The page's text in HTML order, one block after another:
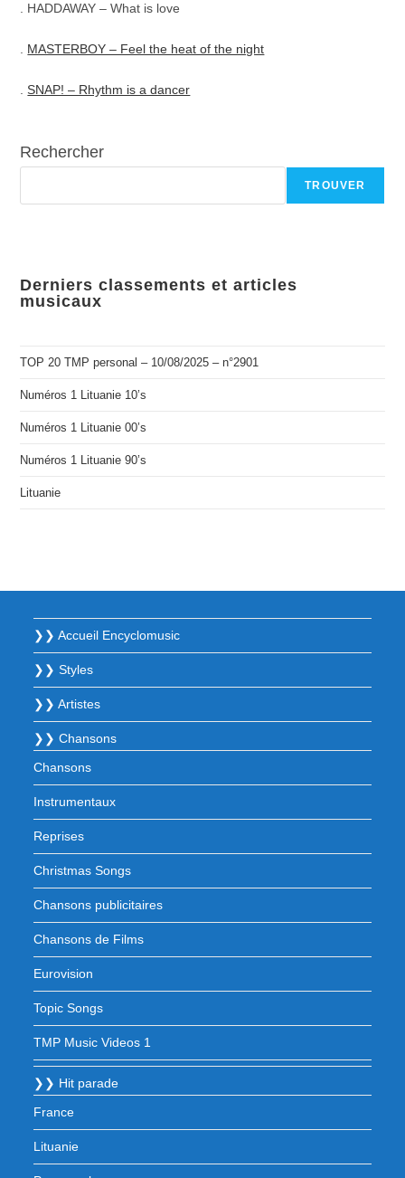
. HADDAWAY – What is love
MASTERBOY – Feel the heat of the night
.SNAP! – Rhythm is a dancer
Rechercher
TROUVER
Derniers classements et articles
musicaux
TOP 20 TMP personal – 10/08/2025 – n°2901
Numéros 1 Lituanie 10’s
Numéros 1 Lituanie 00’s
Numéros 1 Lituanie 90’s
Lituanie
❯❯ Accueil Encyclomusic
❯❯ Styles
❯❯ Artistes
❯❯ Chansons
Chansons
Instrumentaux
Reprises
Christmas Songs
Chansons publicitaires
Chansons de Films
Eurovision
Topic Songs
TMP Music Videos 1
❯❯ Hit parade
France
Lituanie